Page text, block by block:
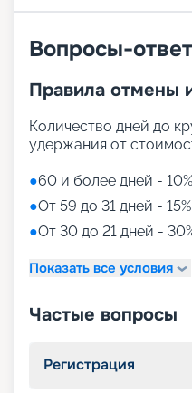
Вопросы-
Правила отмены
Количество дней до
удержания от
●60 и более дней - 10%
●От 59 до 31 дней - 15%
●От 30 до 21 дней -
Показать все условия
Частые вопросы
Регистрация